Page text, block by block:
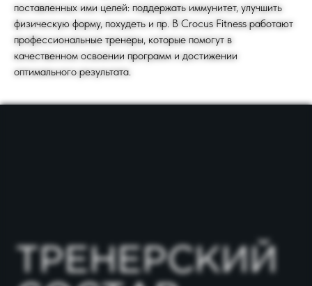
поставленных ими целей: поддержать иммунитет, улучшить
физическую форму, похудеть и пр. В Crocus Fitness работают
профессиональные тренеры, которые помогут в
качественном освоении программ и достижении
оптимального результата.
ОСТАВЬТЕ ЗАЯВКУ
НА ЧЛЕНСТВО